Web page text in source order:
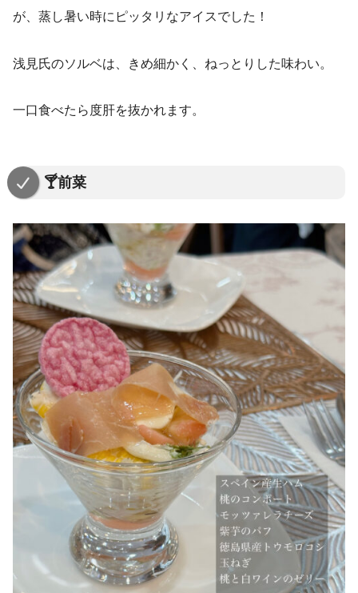
が、蒸し暑い時にピッタリなアイスでした！
浅見氏のソルベは、きめ細かく、ねっとりした味わい。
一口食べたら度肝を抜かれます。
🍸前菜